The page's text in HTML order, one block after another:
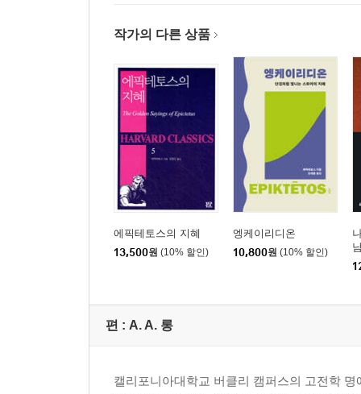
작가의 다른 상품
에픽테토스의 지혜
13,500원 (10% 할인)
엥케이리디온
10,800원 (10% 할인)
편 : A. A. 롱
캘리포니아대학교 버클리 캠퍼스의 고전학